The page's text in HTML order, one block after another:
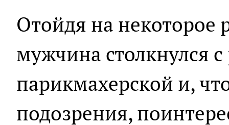
Отойдя на некоторое
мужчина столкнулся
парикмахерской и,
подозрения,